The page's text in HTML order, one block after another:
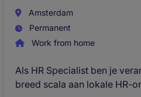
Amsterdam
Permanent
Work from home
Als HR Specialist ben je
breed scala aan lokale HR-